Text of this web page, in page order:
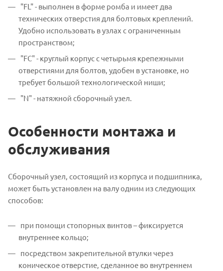
"FL" - выполнен в форме ромба и имеет два
технических отверстия для болтовых креплений.
Удобно использовать в узлах с ограниченным
пространством;
"FC" - круглый корпус с четырьмя крепежными
отверстиями для болтов, удобен в установке, но
требует большой технологической ниши;
"N" - натяжной сборочный узел.
Особенности монтажа и
обслуживания
Сборочный узел, состоящий из корпуса и подшипника,
может быть установлен на валу одним из следующих
способов:
при помощи стопорных винтов – фиксируется
внутреннее кольцо;
посредством закрепительной втулки через
коническое отверстие, сделанное во внутреннем